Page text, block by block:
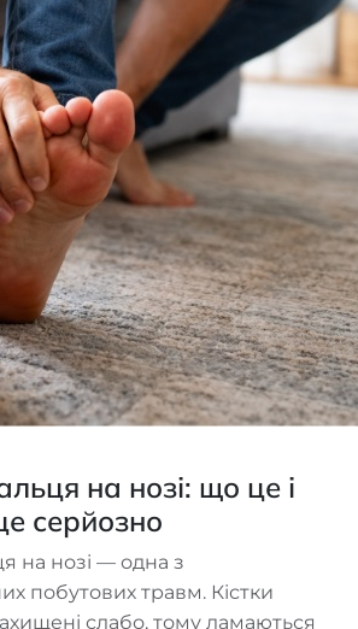
на нозі: що це і
серйозно
на нозі — одна з
побутових травм. Кістки
слабо, тому ламаються